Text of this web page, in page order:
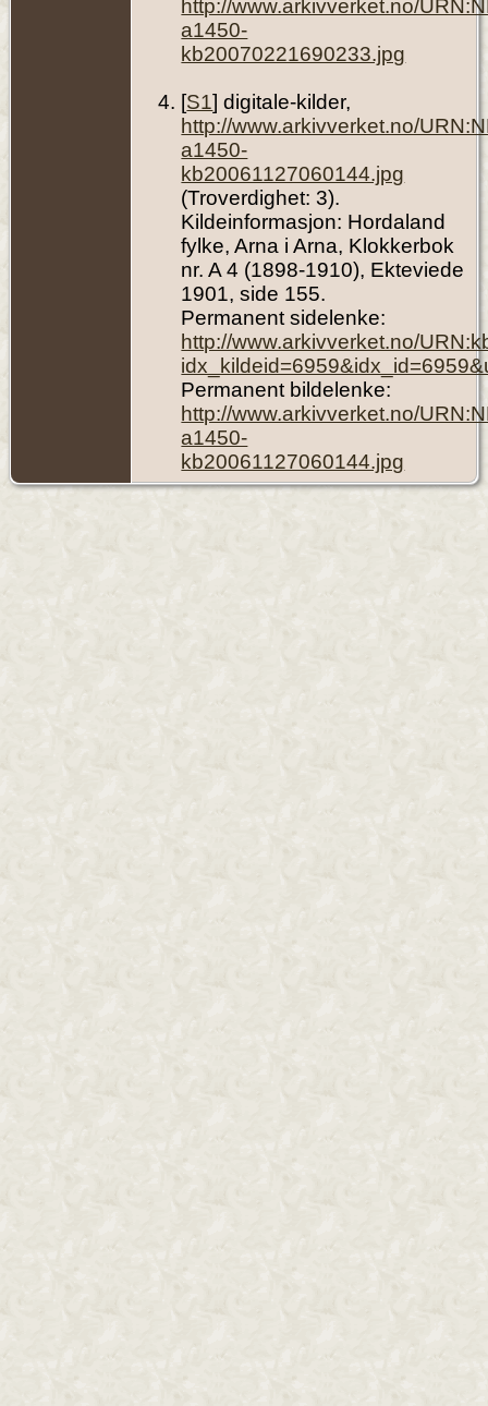
http://www.arkivverket.no/
a1450-
kb20070221690233.jpg
[S1] digitale-kilder,
http://www.arkivverket.no/
a1450-
kb20061127060144.jpg
(Troverdighet: 3).
Kildeinformasjon: Hordaland
fylke, Arna i Arna, Klokkerbok
nr. A 4 (1898-1910), Ekteviede
1901, side 155.
Permanent sidelenke:
http://www.arkivverket.no/
Permanent bildelenke:
http://www.arkivverket.no/
a1450-
kb20061127060144.jpg